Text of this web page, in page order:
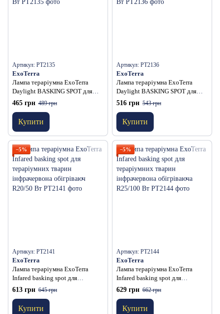
Артикул: PT2135
ExoTerra
Лампа тераріумна ExoTerra
Daylight BASKING SPOT для
тераріумних тварин денна
обігріваюча дзеркальна S20/50
Вт
465 грн 489 грн
Купити
Артикул: PT2136
ExoTerra
Лампа тераріумна ExoTerra
Daylight BASKING SPOT для
тераріумних тварин денна
обігріваюча дзеркальна S20/75
Вт
516 грн 543 грн
Купити
−5%
Артикул: PT2141
ExoTerra
Лампа тераріумна ExoTerra
Infared basking spot для
тераріумних тварин
інфрачервона обігріваюч
R20/50 Вт
613 грн 645 грн
Купити
−5%
Артикул: PT2144
ExoTerra
Лампа тераріумна ExoTerra
Infared basking spot для
тераріумних тварин
інфрачервона обігріваюча
R25/100 Вт
629 грн 662 грн
Купити